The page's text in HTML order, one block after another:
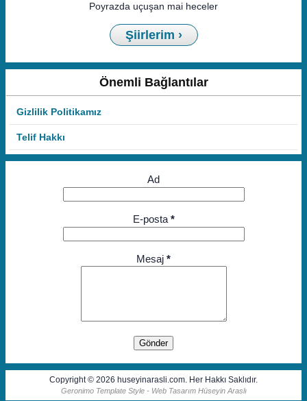
Poyrazda uçuşan mai heceler
Şiirlerim ›
Önemli Bağlantılar
Gizlilik Politikamız
Telif Hakkı
Ad
E-posta *
Mesaj *
Copyright © 2026 huseyinarasli.com. Her Hakkı Saklıdır.
Geronimo Template Style - Web Tasarım Hüseyin Araslı